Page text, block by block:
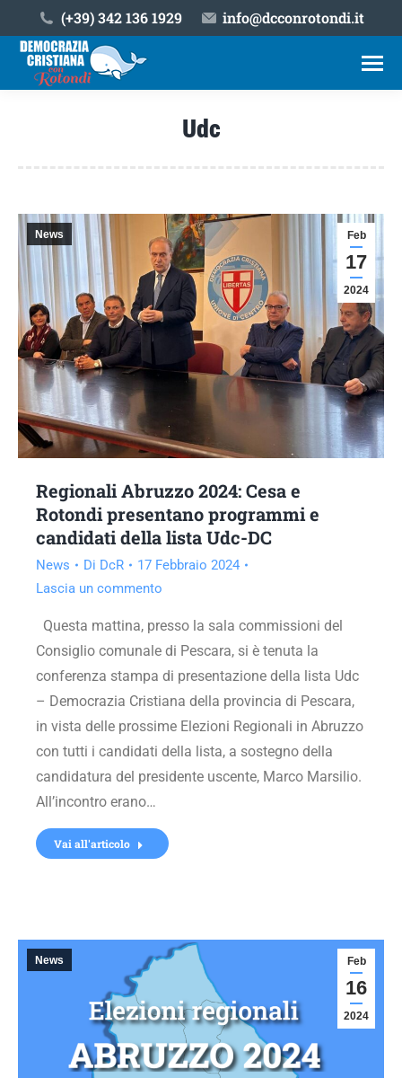
(+39) ‎342 136 1929 info@dcconrotondi.it
Udc
Feb
17
2024
News
Regionali Abruzzo 2024: Cesa e
Rotondi presentano programmi e
candidati della lista Udc-DC
News Di DcR
17 Febbraio 2024
Lascia un commento
Questa mattina, presso la sala commissioni del
Consiglio comunale di Pescara, si è tenuta la
conferenza stampa di presentazione della lista Udc
– Democrazia Cristiana della provincia di Pescara,
in vista delle prossime Elezioni Regionali in Abruzzo
con tutti i candidati della lista, a sostegno della
candidatura del presidente uscente, Marco Marsilio.
All’incontro erano…
Vai all'articolo
Feb
16
2024
News